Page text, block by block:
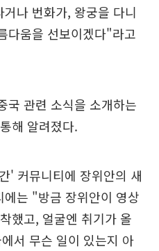
나 번화가, 왕궁을 다니
다움을 선보이겠다"라고
국 관련 소식을 소개하는
해 알려졌다.
' 커뮤니티에 장위안의 새
는 "방금 장위안이 영상
했고, 얼굴엔 취기가 올
서 무슨 일이 있는지 아